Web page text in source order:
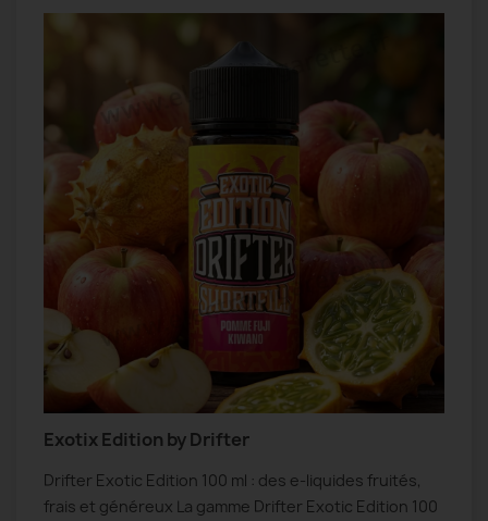
Exotix Edition by Drifter
Drifter Exotic Edition 100 ml : des e-liquides fruités,
frais et généreux La gamme Drifter Exotic Edition 100